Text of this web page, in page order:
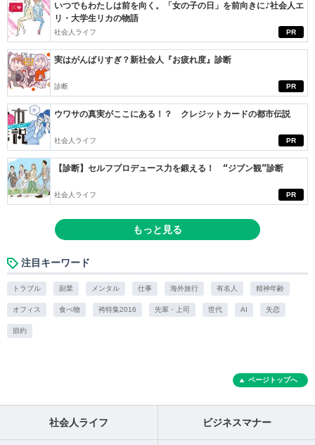
PR
いつでもわたしは前を向く。「女の子の日」を前向きに♪社会人エ
リ・大学生リカの物語
社会人ライフ
PR
実はがんばりすぎ？新社会人『お疲れ度』診断
診断
PR
ウワサの真実がここにある！？ クレジットカードの都市伝説
社会人ライフ
PR
【診断】セルフプロデュース力を鍛える！ “ジブン観”診断
社会人ライフ
もっと見る
注目キーワード
トラブル 副業 メンタル 仕事 海外旅行 有名人 精神年齢
オフィス 食べ物 袴特集2016 先輩・上司 世代 AI 失恋
節約
ページトップへ
社会人ライフ ビジネスマナー